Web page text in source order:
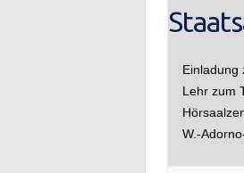
Einladung
Lehr zum
W.-